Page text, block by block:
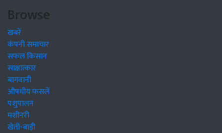
Browse
खबरें
कंपनी समाचार
सफल किसान
साक्षात्कार
बागवानी
औषधीय फसलें
पशुपालन
मशीनरी
खेती-बाड़ी